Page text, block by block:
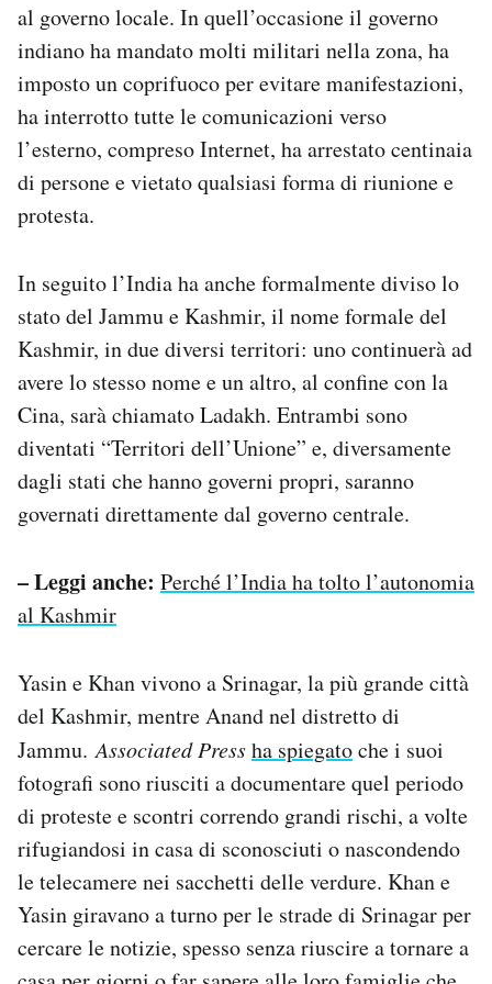
al governo locale. In quell’occasione il governo
indiano ha mandato molti militari nella zona, ha
imposto un coprifuoco per evitare manifestazioni,
ha interrotto tutte le comunicazioni verso
l’esterno, compreso Internet, ha arrestato centinaia
di persone e vietato qualsiasi forma di riunione e
protesta.
In seguito l’India ha anche formalmente diviso lo
stato del Jammu e Kashmir, il nome formale del
Kashmir, in due diversi territori: uno continuerà ad
avere lo stesso nome e un altro, al confine con la
Cina, sarà chiamato Ladakh. Entrambi sono
diventati “Territori dell’Unione” e, diversamente
dagli stati che hanno governi propri, saranno
governati direttamente dal governo centrale.
– Leggi anche: Perché l’India ha tolto l’autonomia
al Kashmir
Yasin e Khan vivono a Srinagar, la più grande città
del Kashmir, mentre Anand nel distretto di
Jammu.Associated Pressha spiegatoche i suoi
fotografi sono riusciti a documentare quel periodo
di proteste e scontri correndo grandi rischi, a volte
rifugiandosi in casa di sconosciuti o nascondendo
le telecamere nei sacchetti delle verdure. Khan e
Yasin giravano a turno per le strade di Srinagar per
cercare le notizie, spesso senza riuscire a tornare a